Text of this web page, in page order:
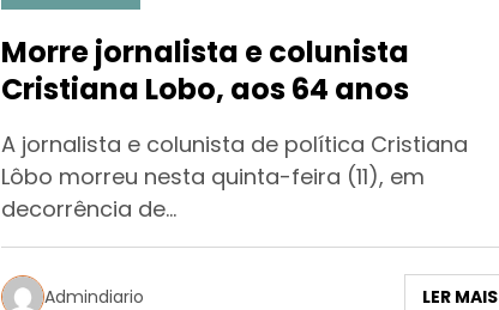
Morre jornalista e colunista
Cristiana Lobo, aos 64 anos
A jornalista e colunista de política Cristiana
Lôbo morreu nesta quinta-feira (11), em
decorrência de…
Admindiario LER MAIS